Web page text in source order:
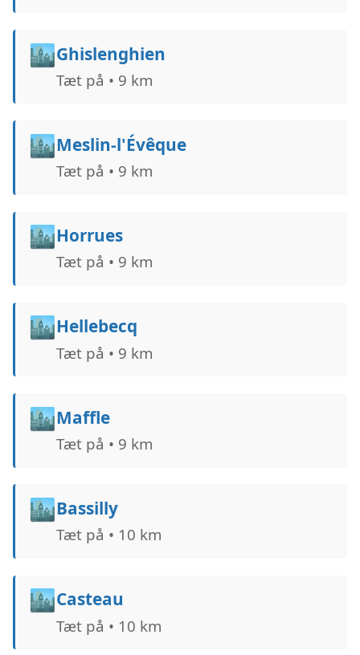
🏙️Ghislenghien
Tæt på • 9 km
🏙️Meslin-l'Évêque
Tæt på • 9 km
🏙️Horrues
Tæt på • 9 km
🏙️Hellebecq
Tæt på • 9 km
🏙️Maffle
Tæt på • 9 km
🏙️Bassilly
Tæt på • 10 km
🏙️Casteau
Tæt på • 10 km